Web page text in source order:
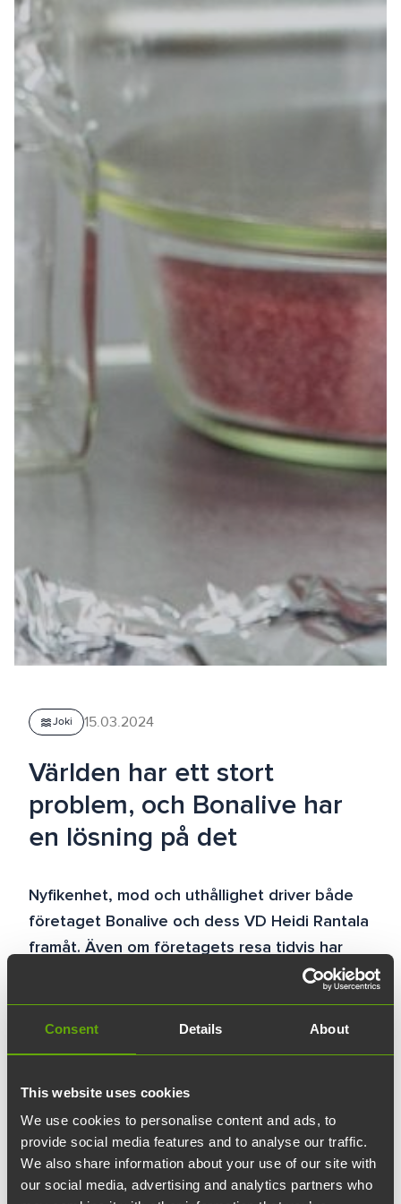
Consent Details About
This website uses cookies
We use cookies to personalise content and ads, to
provide social media features and to analyse our traffic.
We also share information about your use of our site with
our social media, advertising and analytics partners who
wavesJoki 15.03.2024
Världen har ett stort
problem, och Bonalive har
en lösning på det
Nyfikenhet, mod och uthållighet driver både
företaget Bonalive och dess VD Heidi Rantala
framåt. Även om företagets resa tidvis har
varit en rejäl berg-och-dalbana, ger det
och högklassig forskning i Finland, men man vet
inte alltid hur man ska kommersialisera den
ordentligt.
– Företag borde bli bättre på att bygga